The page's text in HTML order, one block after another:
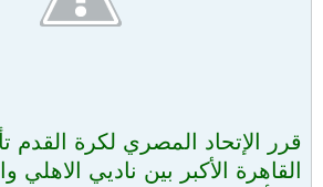
قرر الإتحاد المصري لكرة القدم
القاهرة الأكبر بين ناديي الاهلي